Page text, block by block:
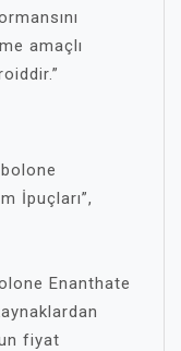
amaçlı
İpuçları”,
Enanthate
fiyat